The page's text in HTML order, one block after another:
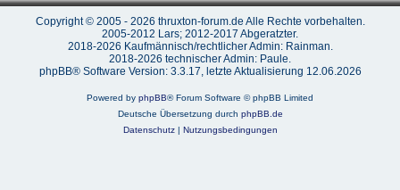
Copyright © 2005 - 2026 thruxton-forum.de Alle Rechte vorbehalten.
2005-2012 Lars; 2012-2017 Abgeratzter.
2018-2026 Kaufmännisch/rechtlicher Admin: Rainman.
2018-2026 technischer Admin: Paule.
phpBB® Software Version: 3.3.17, letzte Aktualisierung 12.06.2026
Powered by phpBB® Forum Software © phpBB Limited
Deutsche Übersetzung durch phpBB.de
Datenschutz| Nutzungsbedingungen